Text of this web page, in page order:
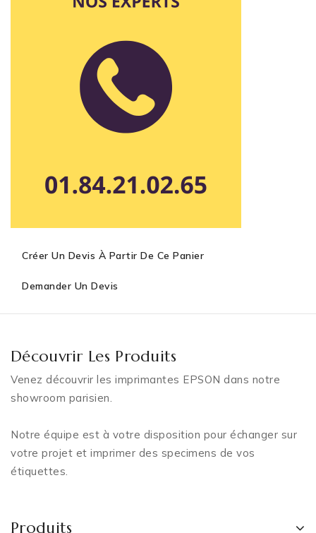
Créer Un Devis À Partir De Ce Panier
Demander Un Devis
Découvrir Les Produits
Venez découvrir les imprimantes EPSON dans notre
showroom parisien.
Notre équipe est à votre disposition pour échanger sur
votre projet et imprimer des specimens de vos
étiquettes.
Produits